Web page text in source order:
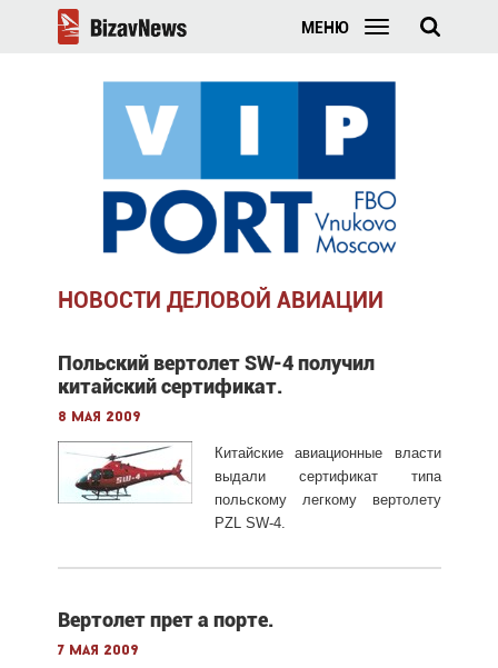
МЕНЮ
НОВОСТИ ДЕЛОВОЙ АВИАЦИИ
Польский вертолет SW-4 получил
китайский сертификат.
8 мая 2009
Китайские авиационные власти
выдали сертификат типа
польскому легкому вертолету
PZL SW-4.
Вертолет прет а порте.
7 мая 2009